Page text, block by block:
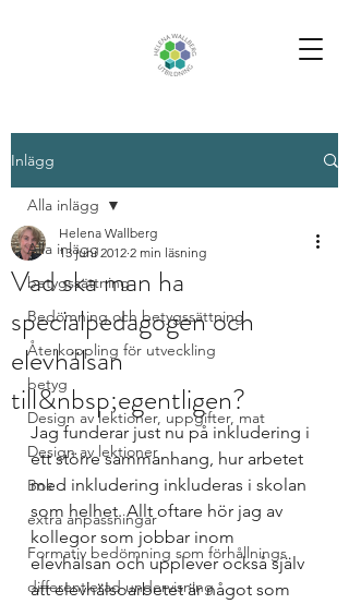
Inlägg
Alla inlägg
betygssättning
Bedömning och betygssättning
Återkoppling för utveckling
betyg
Design av lektioner, uppgifter, mat
Design av lektioner
Bok
extra anpassningar
Formativ bedömning som förhållnings
differentierad undervisning
Alla inlägg
Vad ska man ha
specialpedagogen och
elevhälsan
till&nbsp;egentligen?
Helena Wallberg
13 juni 2012 2 min läsning
Jag funderar just nu på inkludering i
ett större sammanhang, hur arbetet
med inkludering inkluderas i skolan
som helhet. Allt oftare hör jag av
kollegor som jobbar inom
elevhälsan och upplever också själv
att elevhälsoarbetet är något som